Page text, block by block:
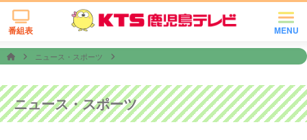
MENU
番組表
ニュース・スポーツ
ニュース・スポーツ